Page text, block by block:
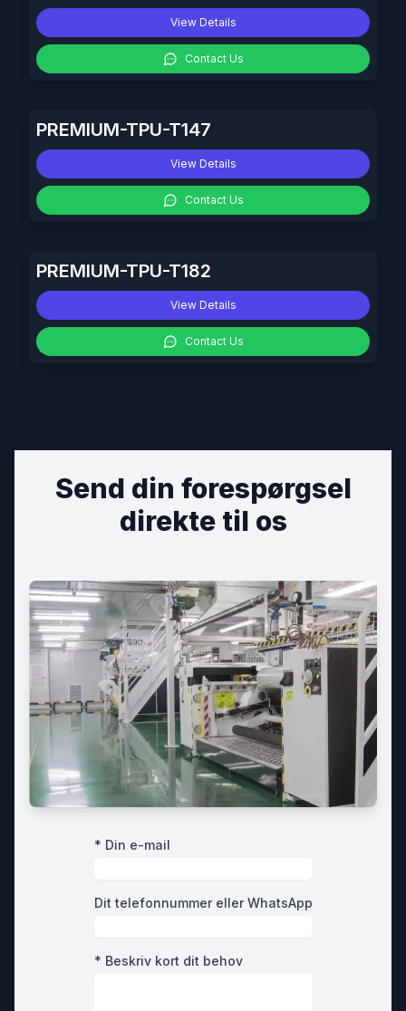
View Details
Contact Us
PREMIUM-TPU-T147
View Details
Contact Us
PREMIUM-TPU-T182
View Details
Contact Us
Send din forespørgsel
direkte til os
* Din e-mail
Dit telefonnummer eller WhatsApp
* Beskriv kort dit behov